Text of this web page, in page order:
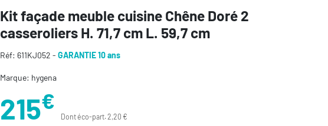
Kit façade meuble cuisine Chêne Doré 2
casseroliers H. 71,7 cm L. 59,7 cm
Réf: 611KJ052 - GARANTIE 10 ans
Marque: hygena
215€
Dont éco-part. 2,20 €